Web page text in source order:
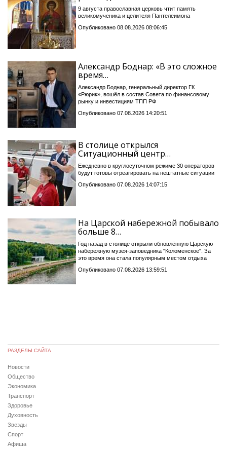
9 августа православная церковь чтит память
великомученика и целителя Пантелеимона
Опубликовано 08.08.2026 08:06:45
Александр Боднар: «В это сложное
время…
Александр Боднар, генеральный директор ГК
«Рюрик», вошёл в состав Совета по финансовому
рынку и инвестициям ТПП РФ
Опубликовано 07.08.2026 14:20:51
В столице открылся
Ситуационный центр…
Ежедневно в круглосуточном режиме 30 операторов
будут готовы отреагировать на нештатные ситуации
Опубликовано 07.08.2026 14:07:15
На Царской набережной побывало
больше 8…
Год назад в столице открыли обновлённую Царскую
набережную музея-заповедника "Коломенское". За
это время она стала популярным местом отдыха
Опубликовано 07.08.2026 13:59:51
РАЗДЕЛЫ САЙТА
Новости
Общество
Экономика
Транспорт
Здоровье
Духовность
Звезды
Спорт
Афиша